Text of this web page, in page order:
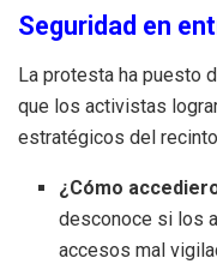
Seguridad en
La protesta ha puesto
que los activistas
estratégicos del
¿Cómo
desconoce si los
accesos mal